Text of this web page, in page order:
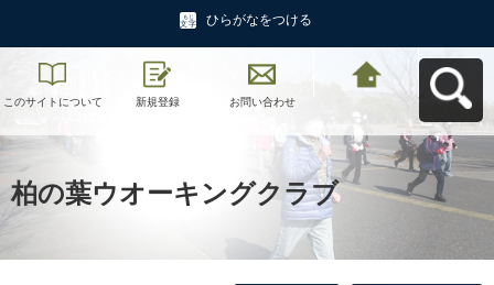
ひらがなをつける
このサイトについて 新規登録 お問い合わせ
サイト かしわん、ぽ
っ？へ戻る
柏の葉ウオーキングクラブ